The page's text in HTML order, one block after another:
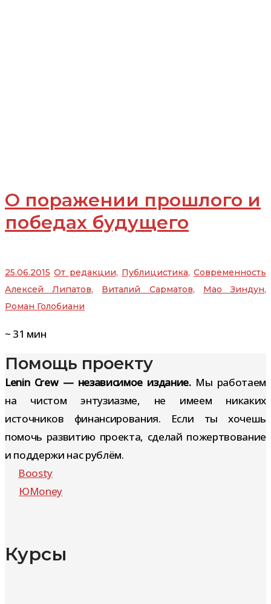
О поражении прошлого и
победах будущего
25.06.2015 От редакции, Публицистика, Современность
Алексей Липатов, Виталий Сарматов, Мао Зиндун,
Роман Голобиани
~ 31 мин
Помощь проекту
Lenin Crew — независимое издание.Мы работаем
на чистом энтузиазме, не имеем никаких
источников финансирования. Если ты хочешь
помочь развитию проекта, сделай пожертвование
и поддержи нас рублём.
Boosty
ЮMoney
Курсы